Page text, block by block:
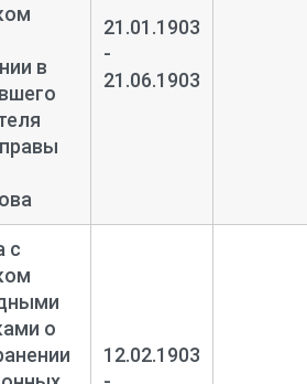
в
21.01.1903
-
21.06.1903
с
о
12.02.1903